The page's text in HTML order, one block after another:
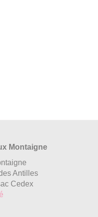
Montaigne
Antilles
Cedex